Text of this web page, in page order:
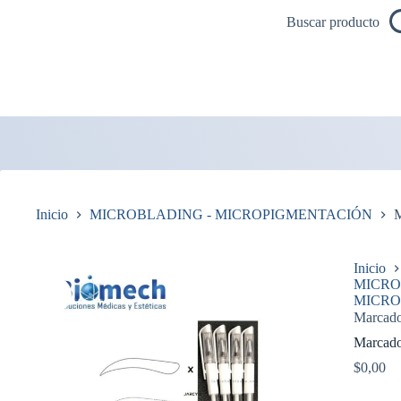
Buscar producto
Inicio MICROBLADING - MICROPIGMENTACIÓN
Inicio
$0,00